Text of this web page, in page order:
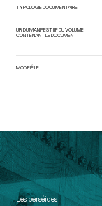
TYPOLOGIE DOCUMENTAIRE
URI DU MANIFEST IIIF DU VOLUME
CONTENANT LE DOCUMENT
MODIFIÉ LE
Les perséides